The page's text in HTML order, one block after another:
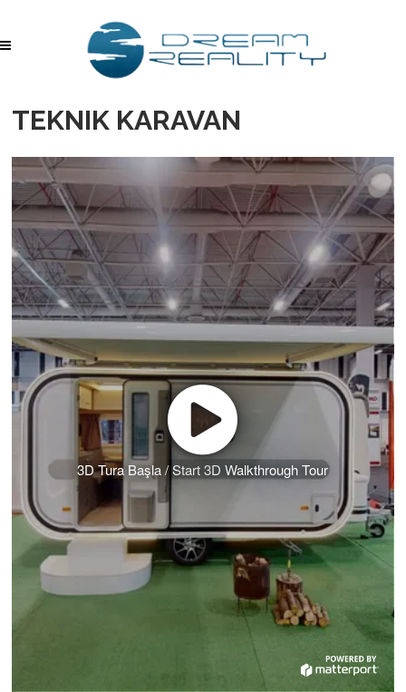
TEKNIK KARAVAN
3D Tura Başla / Start 3D Walkthrough Tour